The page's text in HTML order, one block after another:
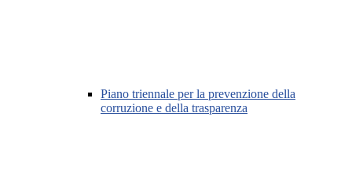
Piano triennale per la prevenzione della
corruzione e della trasparenza